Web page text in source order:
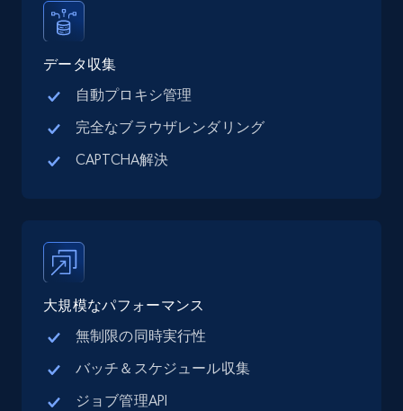
Place id, URL, Country, Name, Category,
Address, Description, Business details, and
more.
Place id, URL, Country, Name, Category,
Address, Description, Business details, and
more.
13.3K+ 1.7K+
データ収集
自動プロキシ管理
完全なブラウザレンダリング
CAPTCHA解決
大規模なパフォーマンス
無制限の同時実行性
バッチ＆スケジュール収集
ジョブ管理API